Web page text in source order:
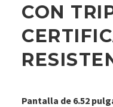
CON
Pantalla de 6.52